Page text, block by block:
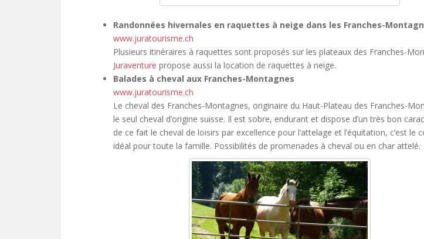
Randonnées hivernales en raquettes à neige dans les Franches-
www.juratourisme.ch
Plusieurs itinéraires à raquettes sont proposés sur les plateaux des Franches-
Juraventure propose aussi la location de raquettes à neige.
Balades à cheval aux Franches-Montagnes
www.juratourisme.ch
Le cheval des Franches-Montagnes, originaire du Haut-Plateau des Franches-
le seul cheval d’origine suisse. Il est sobre, endurant et dispose d’un très bon
de ce fait le cheval de loisirs par excellence pour l’attelage et l’équitation, c’est le
idéal pour toute la famille. Possibilités de promenades à cheval ou en char attelé.